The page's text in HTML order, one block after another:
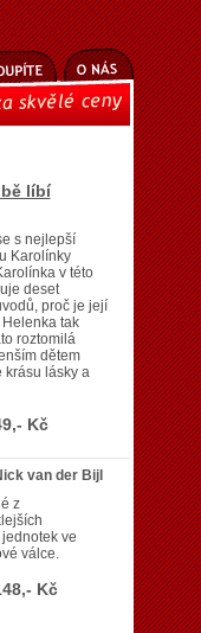
líbí
s nejlepší
Karolínky
v této
deset
proč je její
tak
roztomilá
dětem
krásu lásky a
Kč
van der Bijl
z
ve
válce.
Kč